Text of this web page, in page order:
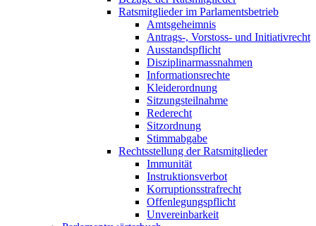
Ratsmitglieder im Parlamentsbetrieb
Amtsgeheimnis
Antrags-, Vorstoss- und Initiativrecht
Ausstandspflicht
Disziplinarmassnahmen
Informationsrechte
Kleiderordnung
Sitzungsteilnahme
Rederecht
Sitzordnung
Stimmabgabe
Rechtsstellung der Ratsmitglieder
Immunität
Instruktionsverbot
Korruptionsstrafrecht
Offenlegungspflicht
Unvereinbarkeit